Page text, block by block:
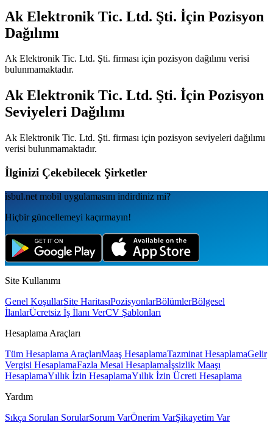
Ak Elektronik Tic. Ltd. Şti. İçin Pozisyon
Dağılımı
Ak Elektronik Tic. Ltd. Şti. firması için pozisyon dağılımı verisi
bulunmamaktadır.
Ak Elektronik Tic. Ltd. Şti. İçin Pozisyon
Seviyeleri Dağılımı
Ak Elektronik Tic. Ltd. Şti. firması için pozisyon seviyeleri dağılımı
verisi bulunmamaktadır.
İlginizi Çekebilecek Şirketler
isbul.net mobil uygulamаsını indirdiniz mi?
Hiçbir güncellemeyi kaçırmayın!
Site Kullanımı
Genel KoşullarSite HaritasıPozisyonlarBölümlerBölgesel
İlanlarÜcretsiz İş İlanı VerCV Şablonları
Hesaplama Araçları
Tüm Hesaplama AraçlarıMaaş HesaplamaTazminat HesaplamaGelir
Vergisi HesaplamaFazla Mesai Hesaplamaİşsizlik Maaşı
HesaplamaYıllık İzin HesaplamaYıllık İzin Ücreti Hesaplama
Yardım
Sıkça Sorulan SorularSorum VarÖnerim VarŞikayetim Var